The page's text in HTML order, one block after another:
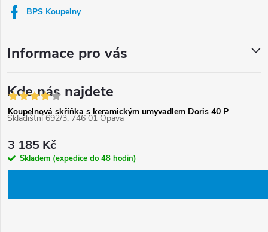
Koupelnová skříňka s keramickým umyvadlem Doris 40 P
3 185 Kč
Skladem (expedice do 48 hodin)
BPS Koupelny
Informace pro vás
Kde nás najdete
Skladištní 692/3, 746 01 Opava